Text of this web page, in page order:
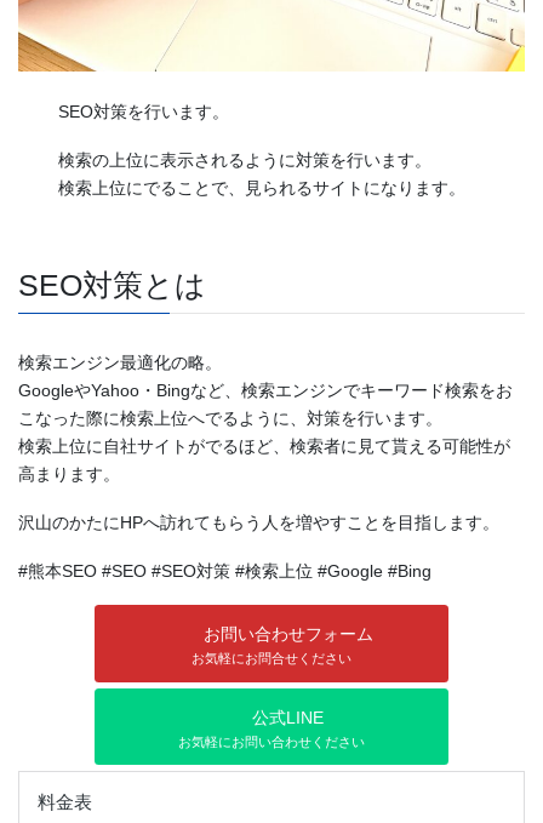
SEO対策を行います。
検索の上位に表示されるように対策を行います。
検索上位にでることで、見られるサイトになります。
SEO対策とは
検索エンジン最適化の略。
GoogleやYahoo・Bingなど、検索エンジンでキーワード検索をお
こなった際に検索上位へでるように、対策を行います。
検索上位に自社サイトがでるほど、検索者に見て貰える可能性が
高まります。
沢山のかたにHPへ訪れてもらう人を増やすことを目指します。
#熊本SEO #SEO #SEO対策 #検索上位 #Google #Bing
お問い合わせフォーム
お気軽にお問合せください
公式LINE
お気軽にお問い合わせください